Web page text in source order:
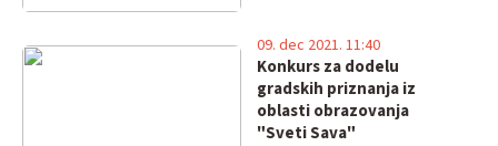
Konkurs za dodelu
gradskih priznanja iz
oblasti obrazovanja
"Sveti Sava"
09. dec 2021. 11:40